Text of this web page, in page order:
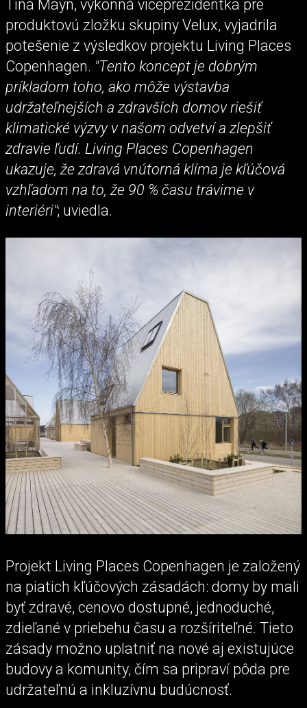
Tina Mayn, výkonná viceprezidentka pre
produktovú zložku skupiny Velux, vyjadrila
potešenie z výsledkov projektu Living Places
Copenhagen. "Tento koncept je dobrým
príkladom toho, ako môže výstavba
udržateľnejších a zdravších domov riešiť
klimatické výzvy v našom odvetví a zlepšiť
zdravie ľudí. Living Places Copenhagen
ukazuje, že zdravá vnútorná klíma je kľúčová
vzhľadom na to, že 90 % času trávime v
interiéri"; uviedla.
Projekt Living Places Copenhagen je založený
na piatich kľúčových zásadách: domy by mali
byť zdravé, cenovo dostupné, jednoduché,
zdieľané v priebehu času a rozšíriteľné. Tieto
zásady možno uplatniť na nové aj existujúce
budovy a komunity, čím sa pripraví pôda pre
udržateľnú a inkluzívnu budúcnosť.